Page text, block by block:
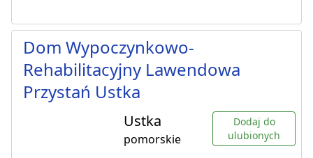
Dom Wypoczynkowo-
Rehabilitacyjny Lawendowa
Przystań Ustka
Ustka
pomorskie
Dodaj do
ulubionych